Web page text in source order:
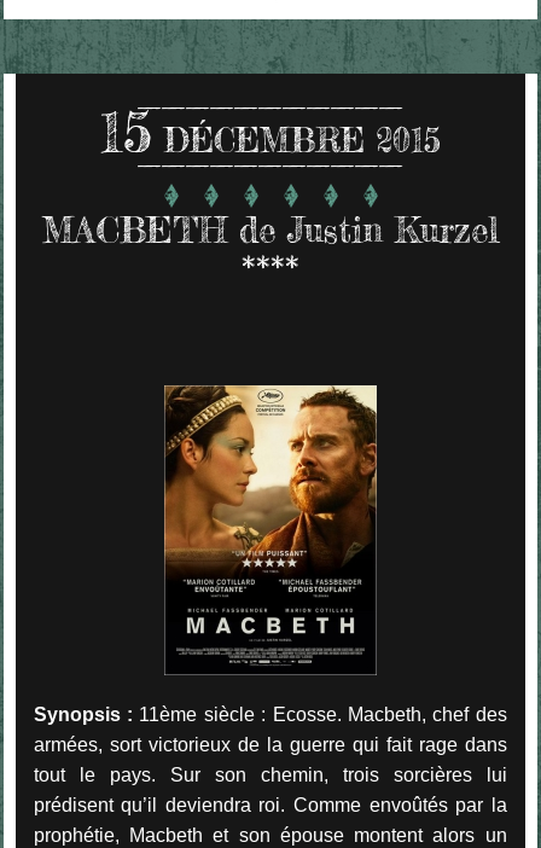
15 DÉCEMBRE 2015
MACBETH de Justin Kurzel
****
Synopsis : 11ème siècle : Ecosse. Macbeth, chef des
armées, sort victorieux de la guerre qui fait rage dans
tout le pays. Sur son chemin, trois sorcières lui
prédisent qu’il deviendra roi. Comme envoûtés par la
prophétie, Macbeth et son épouse montent alors un